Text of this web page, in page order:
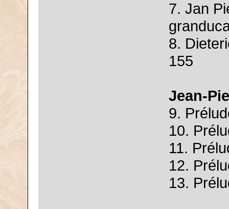
7. Jan
8.
155
Jean-
9.
10.
11.
12.
13.